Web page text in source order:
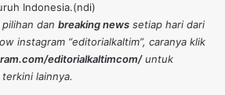
Indonesia.(ndi)
pilihan dan breaking news setiap hari dari
instagram “editorialkaltim”, caranya klik
editorialkaltimcom/untuk
lainnya.